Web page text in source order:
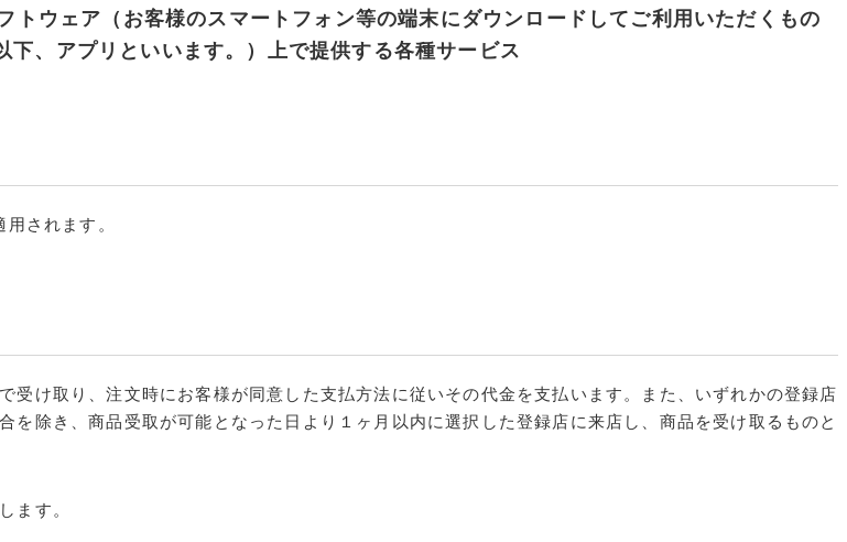
ウェア（お客様のスマートフォン等の端末にダウンロードしてご利用いただくもの
、アプリといいます。）上で提供する各種サービス
されます。
受け取り、注文時にお客様が同意した支払方法に従いその代金を支払います。また、いずれかの登録店
除き、商品受取が可能となった日より１ヶ月以内に選択した登録店に来店し、商品を受け取るものと
ます。